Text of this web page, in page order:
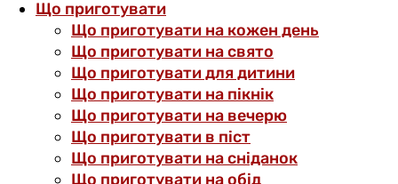
Що приготувати
Що приготувати на кожен день
Що приготувати на свято
Що приготувати для дитини
Що приготувати на пікнік
Що приготувати на вечерю
Що приготувати в піст
Що приготувати на сніданок
Що приготувати на обід